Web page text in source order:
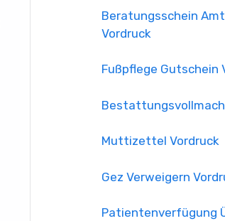
Beratungsschein
Vordruck
Fußpflege Gutschein
Muttizettel Vordruck
Gez Verweigern
Patientenverfügung